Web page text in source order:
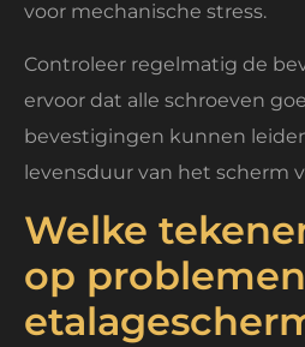
voor mechanische stress.
Controleer regelmatig de
ervoor dat alle schroeven
bevestigingen kunnen
levensduur van het scherm
Welke
op